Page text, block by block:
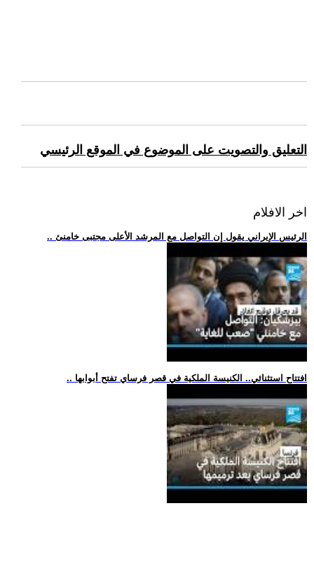
التعليق والتصويت على الموضوع في الموقع الرئيسي
اخر الافلام
.. الرئيس الإيراني يقول إن التواصل مع المرشد الأعلى مجتبى خامنئ
.. افتتاح استثنائي.. الكنيسة الملكية في قصر فرساي تفتح أبوابها